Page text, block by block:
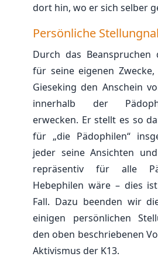
dort hin, wo er sich selber
Persönliche
Durch das Beanspruchen
für seine eigenen
Gieseking den Anschein
innerhalb der
erwecken. Er stellt es so
für „die Pädophilen“
jeder seine Ansichten
repräsentiv für alle
Hebephilen wäre – dies
Fall. Dazu beenden wir
einigen persönlichen
den oben beschriebenen
Aktivismus der K13.